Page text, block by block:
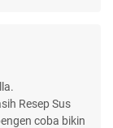
Resep Sus
coba bikin